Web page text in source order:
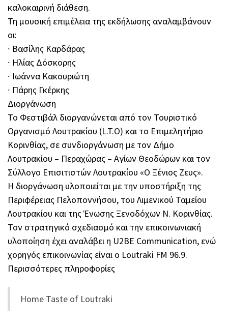
καλοκαιρινή διάθεση.
Τη μουσική επιμέλεια της εκδήλωσης αναλαμβάνουν
οι:
∙ Βασίλης Καρδάρας
∙ Ηλίας Δόσκορης
∙ Ιωάννα Κακουριώτη
∙ Πάρης Γκέρκης
Διοργάνωση
Το Φεστιβάλ διοργανώνεται από τον Τουριστικό
Οργανισμό Λουτρακίου (L.T.O) και το Επιμελητήριο
Κορινθίας, σε συνδιοργάνωση με τον Δήμο
Λουτρακίου – Περαχώρας – Αγίων Θεοδώρων και τον
Σύλλογο Επισιτιστών Λουτρακίου «Ο Ξένιος Ζευς».
Η διοργάνωση υλοποιείται με την υποστήριξη της
Περιφέρειας Πελοποννήσου, του Λιμενικού Ταμείου
Λουτρακίου και της Ένωσης Ξενοδόχων Ν. Κορινθίας.
Τον στρατηγικό σχεδιασμό και την επικοινωνιακή
υλοποίηση έχει αναλάβει η U2BE Communication, ενώ
χορηγός επικοινωνίας είναι ο Loutraki FM 96.9.
Περισσότερες πληροφορίες
Home Taste of Loutraki